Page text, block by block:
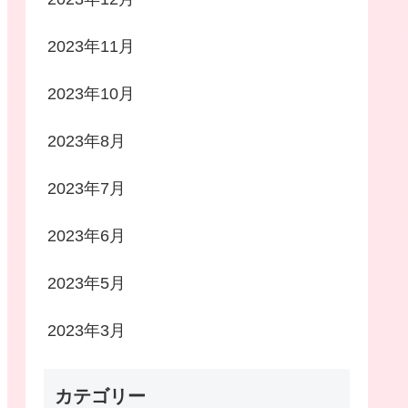
2023年11月
2023年10月
2023年8月
2023年7月
2023年6月
2023年5月
2023年3月
カテゴリー